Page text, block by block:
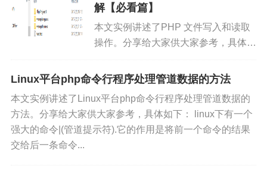
解【必看篇】
本文实例讲述了PHP 文件写入和读取
操作。分享给大家供大家参考，具体如
写入的基本思路 二．使用fopen方法打
Linux平台php命令行程序处理管道数据的方法
本文实例讲述了Linux平台php命令行程序处理管道数据的
方法。分享给大家供大家参考，具体如下： linux下有一个
强大的命令|(管道提示符).它的作用是将前一个命令的结果
交给后一条命令...